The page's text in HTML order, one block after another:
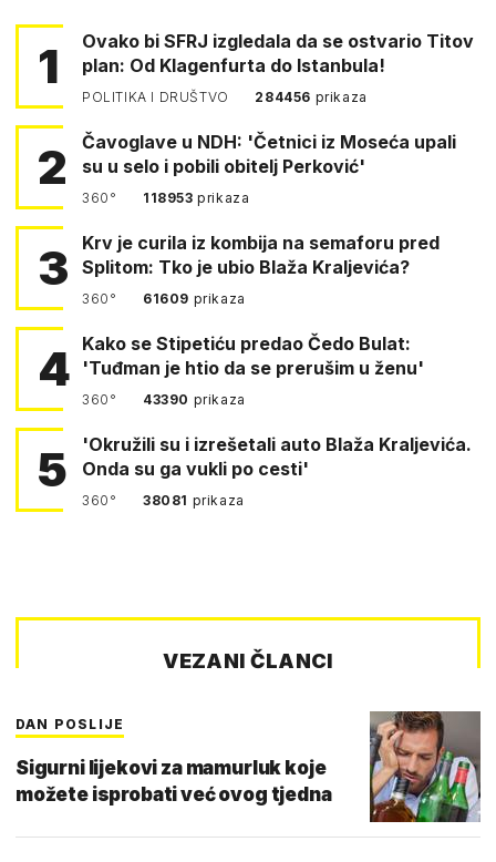
1
Ovako bi SFRJ izgledala da se ostvario Titov
plan: Od Klagenfurta do Istanbula!
POLITIKA I DRUŠTVO 284456 prikaza
2
Čavoglave u NDH: 'Četnici iz Moseća upali
su u selo i pobili obitelj Perković'
360° 118953prikaza
3
Krv je curila iz kombija na semaforu pred
Splitom: Tko je ubio Blaža Kraljevića?
360° 61609 prikaza
4 Kako se Stipetiću predao Čedo Bulat:
'Tuđman je htio da se prerušim u ženu'
360° 43390 prikaza
5
'Okružili su i izrešetali auto Blaža Kraljevića.
Onda su ga vukli po cesti'
360° 38081 prikaza
VEZANI ČLANCI
DAN POSLIJE
Sigurni lijekovi za mamurluk koje
možete isprobati već ovog tjedna